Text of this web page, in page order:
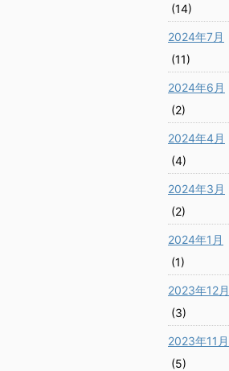
(14)
2024年7月
(11)
2024年6月
(2)
2024年4月
(4)
2024年3月
(2)
2024年1月
(1)
2023年12月
(3)
2023年11月
(5)